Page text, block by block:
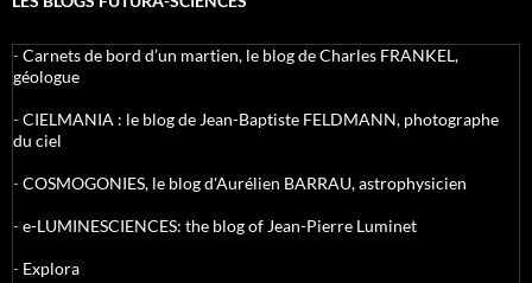
-Carnets de bord d’un martien, le blog de Charles FRANKEL,
géologue
-CIELMANIA : le blog de Jean-Baptiste FELDMANN, photographe
du ciel
-COSMOGONIES, le blog d'Aurélien BARRAU, astrophysicien
-e-LUMINESCIENCES: the blog of Jean-Pierre Luminet
- Explora